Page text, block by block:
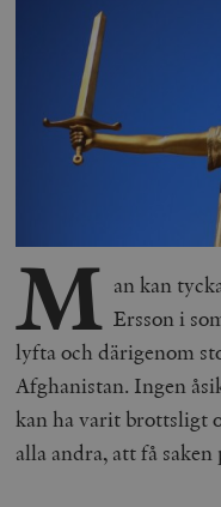
M an kan
Ersson i
lyfta och därigenom
Afghanistan. Ingen
kan ha varit brottsligt
alla andra, att få